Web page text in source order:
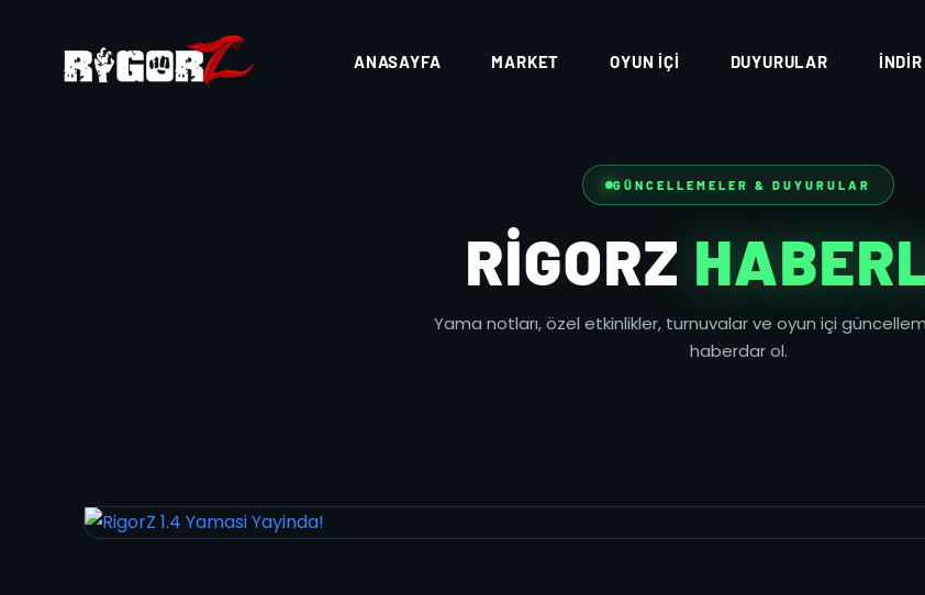
ANASAYFA MARKET OYUN İÇI DUYURULAR İNDIR
GÜNCELLEMELER & DUYURULAR
RIGORZ
Yama notları, özel etkinlikler, turnuvalar ve oyun içi
haberdar ol.